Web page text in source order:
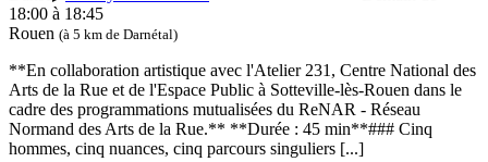
18:00 à 18:45
Rouen (à 5 km de Darnétal)
**En collaboration artistique avec l'Atelier 231, Centre National des
Arts de la Rue et de l'Espace Public à Sotteville-lès-Rouen dans le
cadre des programmations mutualisées du ReNAR - Réseau
Normand des Arts de la Rue.** **Durée : 45 min**### Cinq
hommes, cinq nuances, cinq parcours singuliers [...]